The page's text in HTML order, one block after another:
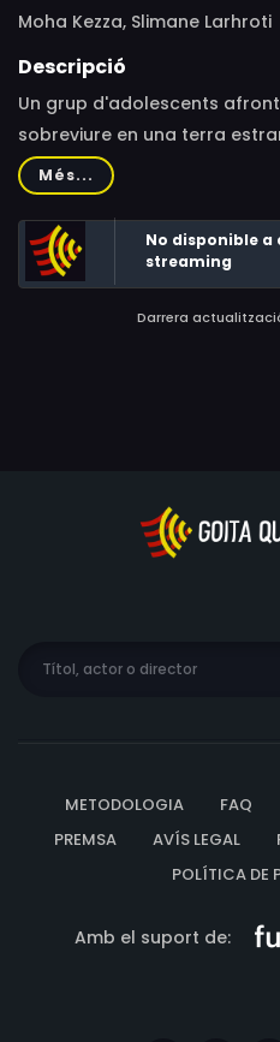
Moha Kezza, Slimane Larhroti
Descripció
Un grup d'adolescents
sobreviure en una terra
residència estable, Slimane i
constantment als seus
els posarà a prova.
Més...
No disponible
streaming
Darrera
METODOLOGIA FAQ
PREMSA
AVÍS LEGAL
POLÍTICA DE
Amb el suport de: